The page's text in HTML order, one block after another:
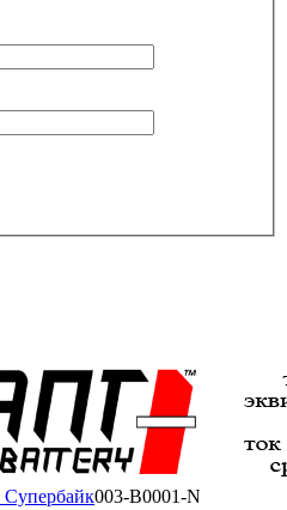
003-B0001-N